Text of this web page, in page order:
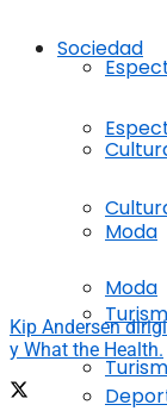
Moda
Sociedad
Moda
Kip Andersen
y What the Health.